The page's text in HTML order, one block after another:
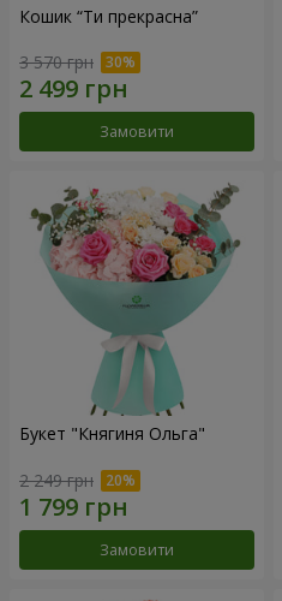
Кошик “Ти прекрасна”
3 570 грн
Замовити
Букет "Княгиня Ольга"
2 249 грн
Замовити